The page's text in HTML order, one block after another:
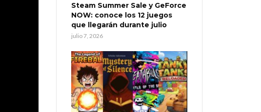
Steam Summer Sale y GeForce
NOW: conoce los 12 juegos
que llegarán durante julio
julio 7, 2026